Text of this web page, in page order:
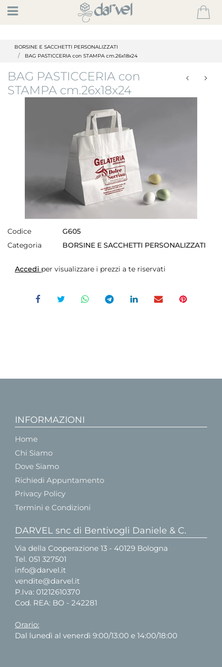
Open
BORSINE E SACCHETTI PERSONALIZZATI
BAG PASTICCERIA con STAMPA cm.26x18x24
BAG PASTICCERIA con
STAMPA cm.26x18x24
Codice
G605
Categoria
BORSINE E SACCHETTI PERSONALIZZATI
Accedi per visualizzare i prezzi a te riservati
INFORMAZIONI
Home
Chi Siamo
Dove Siamo
Richiedi Appuntamento
Privacy Policy
Termini e Condizioni
DARVEL snc di Bentivogli Daniele & C.
Via della Cooperazione 13 - 40129 Bologna
Tel. 051 327501
info@darvel.it
vendite@darvel.it
P.Iva: 01212610370
Cod. REA: BO - 242281
Orario:
Dal lunedì al venerdì 9:00/13:00 e 14:00/18:00